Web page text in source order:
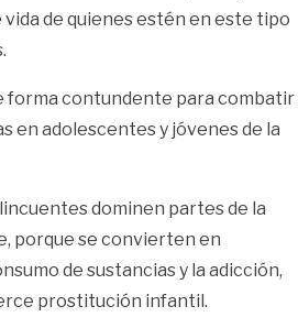
vida de quienes estén en este tipo
forma contundente para combatir
en adolescentes y jóvenes de la
dominen partes de la
porque se convierten en
de sustancias y la adicción,
prostitución infantil.